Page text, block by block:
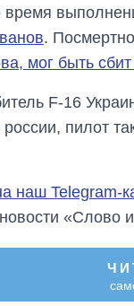
.
мог быть сбит
F-16
россии, пилот
наш Telegram-
«Слово